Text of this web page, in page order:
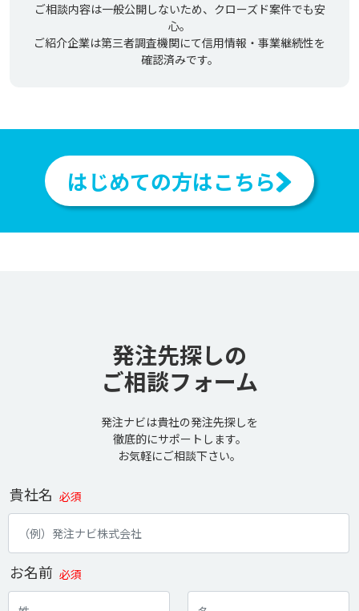
ご相談内容は一般公開しないため、クローズド案件でも安
心。
ご紹介企業は第三者調査機関にて信用情報・事業継続性を
確認済みです。
はじめての方はこちら
発注先探しの
ご相談フォーム
発注ナビは貴社の発注先探しを
徹底的にサポートします。
お気軽にご相談下さい。
貴社名 必須
お名前 必須